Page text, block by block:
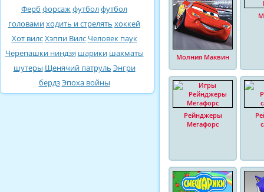
Ферб форсажфутболфутбол
головамиходить и стрелять хоккей
Хот вилсХэппи Вилс Человек паук
Черепашки ниндзя шарики шахматы
шутеры Щенячий патруль Энгри
бердзЭпоха войны
Молния Маквин
Рейнджеры
Мегафорс